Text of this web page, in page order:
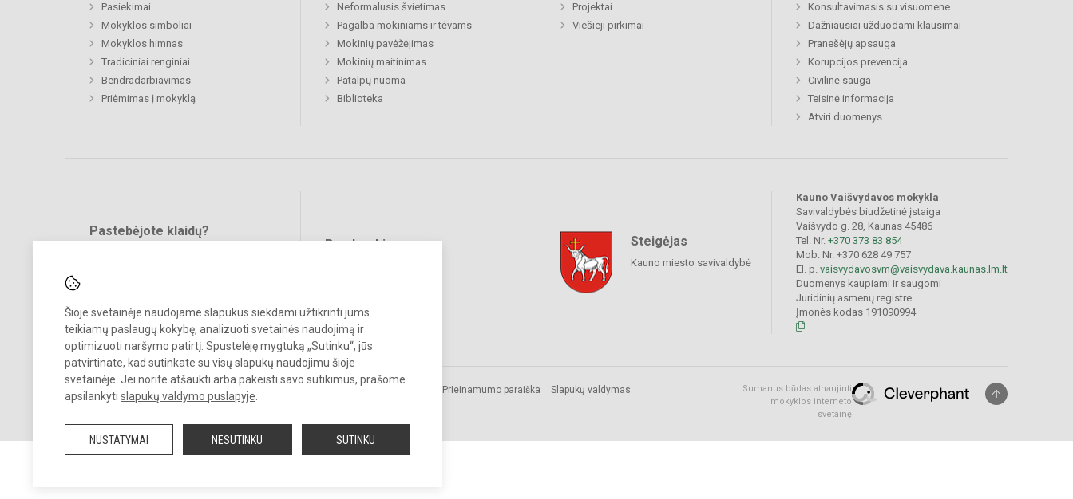
Šioje svetainėje naudojame slapukus siekdami užtikrinti jums
teikiamų paslaugų kokybę, analizuoti svetainės naudojimą ir
optimizuoti naršymo patirtį. Spustelėję mygtuką „Sutinku“, jūs
patvirtinate, kad sutinkate su visų slapukų naudojimu šioje
svetainėje. Jei norite atšaukti arba pakeisti savo sutikimus, prašome
apsilankyti slapukų valdymo puslapyje
NUSTATYMAI NESUTINKU SUTINKU
Pasiekimai
Mokyklos simboliai
Mokyklos himnas
Tradiciniai renginiai
Bendradarbiavimas
Priėmimas į mokyklą
Neformalusis švietimas
Pagalba mokiniams ir tėvams
Mokinių pavėžėjimas
Mokinių maitinimas
Patalpų nuoma
Biblioteka
Projektai
Viešieji pirkimai
Konsultavimasis su visuomene
Dažniausiai užduodami klausimai
Pranešėjų apsauga
Korupcijos prevencija
Civilinė sauga
Teisinė informacija
Atviri duomenys
Pastebėjote klaidų?
Bendraukime Steigėjas
Kauno miesto savivaldybė
Kauno Vaišvydavos mokykla
Savivaldybės biudžetinė įstaiga
Vaišvydo g. 28, Kaunas 45486
Tel. Nr. +370 373 83 854
Mob. Nr. +370 628 49 757
El. p. vaisvydavosvm@vaisvydava.kaunas.lm.lt
Duomenys kaupiami ir saugomi
Juridinių asmenų registre
Įmonės kodas 191090994
© 2025. Kauno Vaišvydavos mokykla. Visos teisės saugomos.
Kopijuoti turinį be raštiško įstaigos administracijos sutikimo griežtai
Prieinamumo paraiška Slapukų valdymas
Sumanus būdas atnaujinti
mokyklos interneto
svetainę